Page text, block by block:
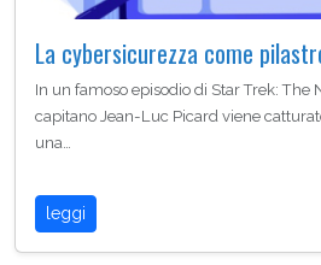
La cybersicurezza come
In un famoso episodio di Star Trek: The
capitano Jean-Luc Picard viene
una…
leggi